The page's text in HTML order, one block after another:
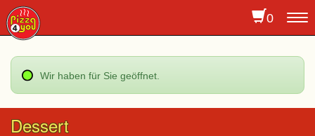
0
Wir haben für Sie geöffnet.
Dessert